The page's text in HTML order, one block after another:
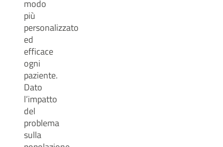
modo
più
personalizzato
ed
efficace
ogni
paziente.
Dato
l’impatto
del
problema
sulla